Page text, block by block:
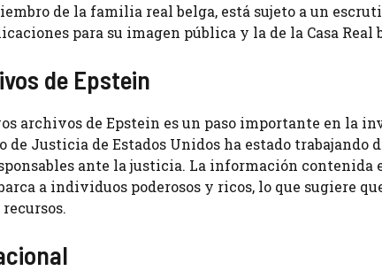
de la familia real belga, está sujeto a un
para su imagen pública y la de la Casa Real
de Epstein
archivos de Epstein es un paso importante en la
de Justicia de Estados Unidos ha estado
ante la justicia. La información contenida
a individuos poderosos y ricos, lo que sugiere